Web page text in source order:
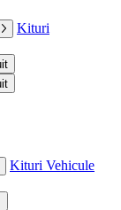
Kituri
Kituri Vehicule